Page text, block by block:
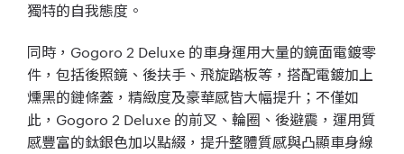
獨特的自我態度。
同時，Gogoro 2 Deluxe 的車身運用大量的鏡面電鍍零
件，包括後照鏡、後扶手、飛旋踏板等，搭配電鍍加上
燻黑的鏈條蓋，精緻度及豪華感皆大幅提升；不僅如
此，Gogoro 2 Deluxe 的前叉、輪圈、後避震，運用質
感豐富的鈦銀色加以點綴，提升整體質感與凸顯車身線